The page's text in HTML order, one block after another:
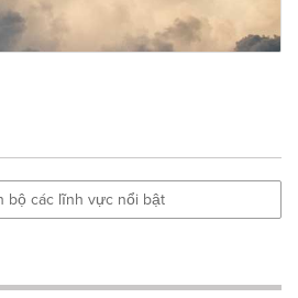
bộ các lĩnh vực nổi bật